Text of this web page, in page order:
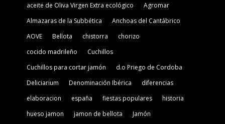
aceite de Oliva Virgen Extra ecológico
Agromar
Almazaras de la Subbética
Anchoas del Cantábrico
AOVE
Bellota chistorra
chorizo
cocido madrileño
Cuchillos
Cuchillos para cortar jamón
d.o Priego de Cordoba
Deliciarium
Denominación Ibérica
diferencias
elaboracion
españa fiestas populares
historia
hueso jamon
jamon de bellota
Jamón